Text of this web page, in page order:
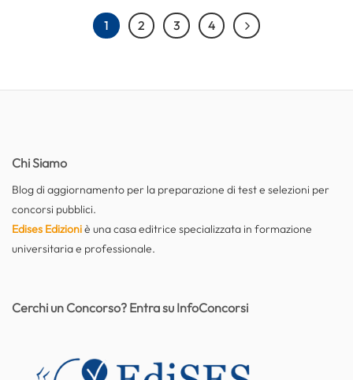
1 2 3 4
Chi Siamo
Blog di aggiornamento per la preparazione di test e selezioni per
concorsi pubblici.
Edises Edizioniè una casa editrice specializzata in formazione
universitaria e professionale.
Cerchi un Concorso? Entra su InfoConcorsi